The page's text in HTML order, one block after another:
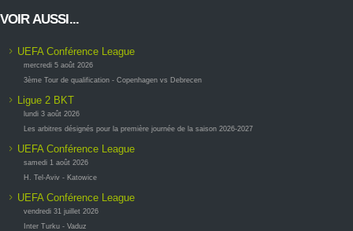
VOIR AUSSI...
UEFA Conférence League
mercredi 5 août 2026
3ème Tour de qualification - Copenhagen vs Debrecen
Ligue 2 BKT
lundi 3 août 2026
Les arbitres désignés pour la première journée de la saison 2026-2027
UEFA Conférence League
samedi 1 août 2026
H. Tel-Aviv - Katowice
UEFA Conférence League
vendredi 31 juillet 2026
Inter Turku - Vaduz